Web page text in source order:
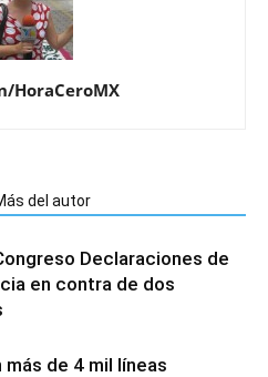
HoraCeroMX
del autor
Declaraciones de
en contra de dos
más de 4 mil líneas